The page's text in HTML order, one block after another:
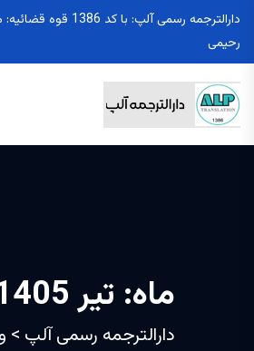
دارالترجمه رسمی
رحیمی
ماه: تیر 1405
دارالترجمه رسمی آلپ >